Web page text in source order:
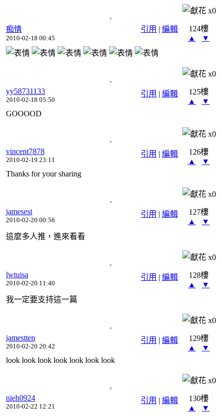
x0
引用 | 編輯
痴情
2010-02-18 00:45
124樓
▲
▼
x0
引用 | 編輯
yy58731133
2010-02-18 05:50
125樓
▲
▼
GOOOOD
x0
引用 | 編輯
vincent7878
2010-02-19 23:11
126樓
▲
▼
Thanks for your sharing
x0
引用 | 編輯
jamesest
2010-02-20 00:56
127樓
▲
▼
這麼多人推，進來看看
x0
引用 | 編輯
lwtuisa
2010-02-20 11:40
128樓
▲
▼
我一定要支持這一篇
x0
引用 | 編輯
jamestten
2010-02-20 20:42
129樓
▲
▼
look look look look look look look
x0
引用 | 編輯
nieh0924
2010-02-22 12:21
130樓
▲
▼